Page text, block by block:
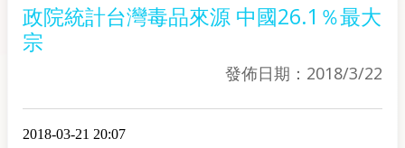
政院統計台灣毒品來源 中國26.1％最大
宗
發佈日期：2018/3/22
2018-03-21 20:07